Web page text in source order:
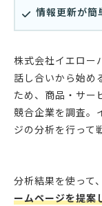
情報更新が
株式会社イエロー
話し合いから始め
ため、商品・サー
競合企業を調査。
ジの分析を行って
分析結果を使って、
ームページを提案